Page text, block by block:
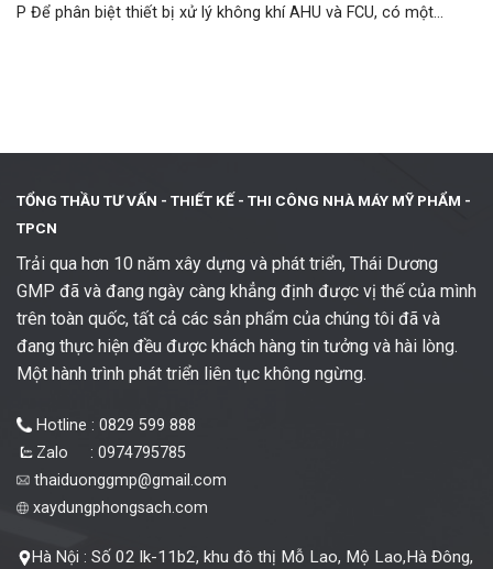
P Để phân biệt thiết bị xử lý không khí AHU và FCU, có một...
TỔNG THẦU TƯ VẤN - THIẾT KẾ - THI CÔNG NHÀ MÁY MỸ PHẨM -
TPCN
Trải qua hơn 10 năm xây dựng và phát triển, Thái Dương
GMP đã và đang ngày càng khẳng định được vị thế của mình
trên toàn quốc, tất cả các sản phẩm của chúng tôi đã và
đang thực hiện đều được khách hàng tin tưởng và hài lòng.
Một hành trình phát triển liên tục không ngừng.
Hotline : 0829 599 888
Zalo : 0974795785
thaiduonggmp@gmail.com
xaydungphongsach.com
Hà Nội : Số 02 lk-11b2, khu đô thị Mỗ Lao, Mộ Lao,Hà Đông,